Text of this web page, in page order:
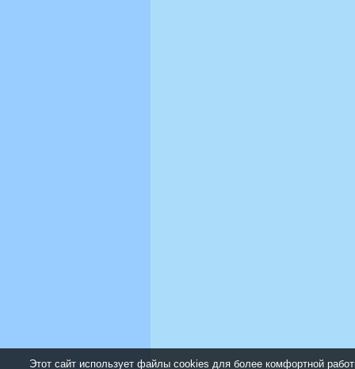
Этот сайт использует файлы cookies для более комфортной